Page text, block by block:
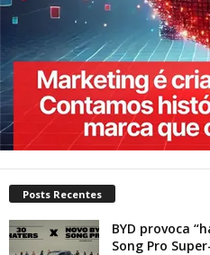
Posts Recentes
BYD provoca
Song Pro